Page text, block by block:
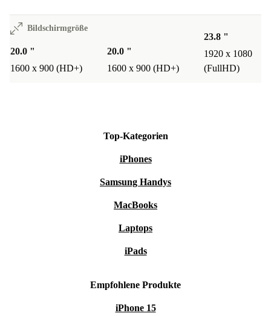
Bildschirmgröße
20.0 "
1600 x 900 (HD+)
20.0 "
1600 x 900 (HD+)
23.8 "
1920 x 1080
(FullHD)
Top-Kategorien
iPhones
Samsung Handys
MacBooks
Laptops
iPads
Empfohlene Produkte
iPhone 15